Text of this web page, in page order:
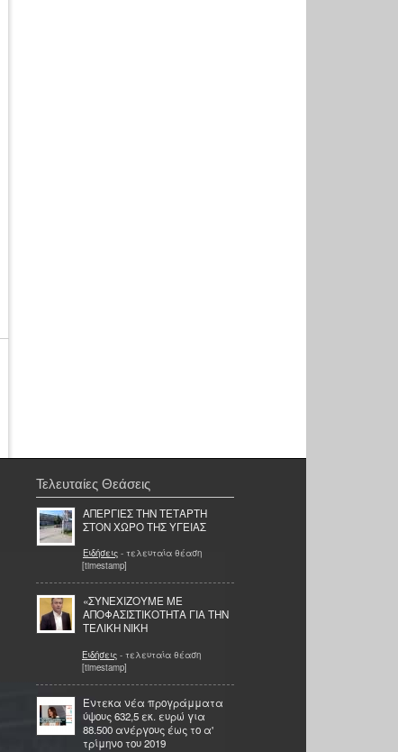
Τελευταίες Θεάσεις
ΑΠΕΡΓΙΕΣ ΤΗΝ ΤΕΤΑΡΤΗ
ΣΤΟΝ ΧΩΡΟ ΤΗΣ ΥΓΕΙΑΣ
Ειδήσεις - τελευταία θέαση
[timestamp]
«ΣΥΝΕΧΙΖΟΥΜΕ ΜΕ
ΑΠΟΦΑΣΙΣΤΙΚΟΤΗΤΑ ΓΙΑ ΤΗΝ
ΤΕΛΙΚΗ ΝΙΚΗ
Ειδήσεις - τελευταία θέαση
[timestamp]
Έντεκα νέα προγράμματα
ύψους 632,5 εκ. ευρώ για
88.500 ανέργους έως το α'
τρίμηνο του 2019